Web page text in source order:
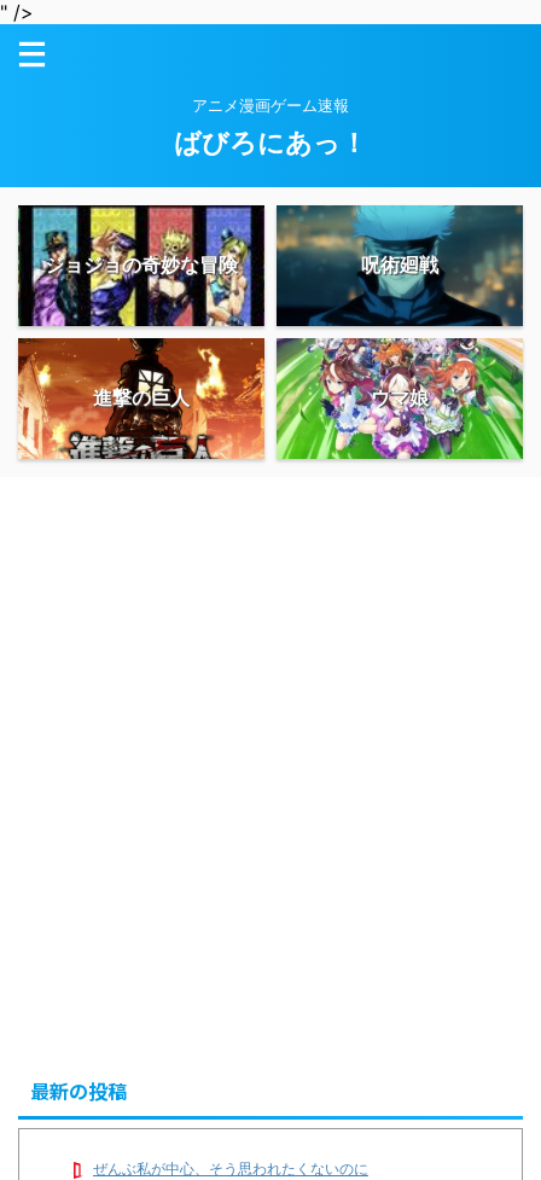
" />
アニメ漫画ゲーム速報
ばびろにあっ！
ジョジョの奇妙な冒険 呪術廻戦
進撃の巨人 ウマ娘
最新の投稿
ぜんぶ私が中心、そう思われたくないのに